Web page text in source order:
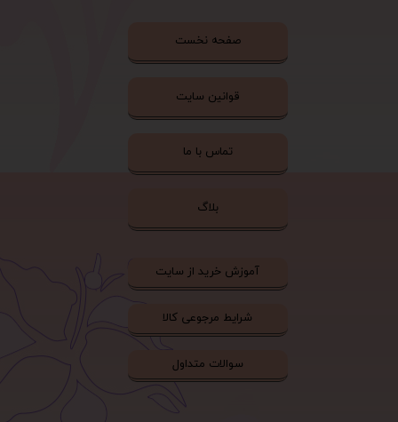
صفحه نخست
قوانین سایت
تماس با ما
بلاگ
آموزش خرید از سایت
شرایط مرجوعی کالا
سوالات متداول